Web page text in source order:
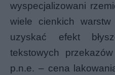
wyspecjalizowani
wiele cienkich
uzyskać efekt
tekstowych
p.n.e. – cena